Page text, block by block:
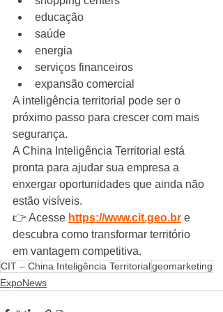
educação
saúde
energia
serviços financeiros
expansão comercial
A inteligência territorial pode ser o
próximo passo para crescer com mais
segurança.
A China Inteligência Territorial está
pronta para ajudar sua empresa a
enxergar oportunidades que ainda não
estão visíveis.
👉 Acesse https://www.cit.geo.br e
descubra como transformar território
em vantagem competitiva.
CIT – China Inteligência Territorialgeomarketing
ExpoNews